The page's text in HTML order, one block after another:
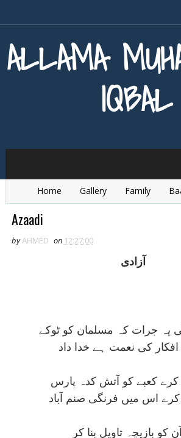
ALLAMA
IQBAL
Home Gallery Family
Zarb e Kaleem
Azaadi
byAHMED on 12:27:00
آزادی
جرات کہ مسلمان کو ٹوکے
کی نعمت ہے خدا داد
کرے کعبے کو آتش کدہ پارس
کرے اس ميں فرنگی صنم آباد
کو بازيچہ تاويل بنا کر